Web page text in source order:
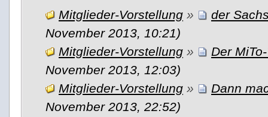
Mitglieder-Vorstellung »
der
November 2013, 10:21)
Mitglieder-Vorstellung »
Der
November 2013, 12:03)
Mitglieder-Vorstellung »
Dann
November 2013, 22:52)